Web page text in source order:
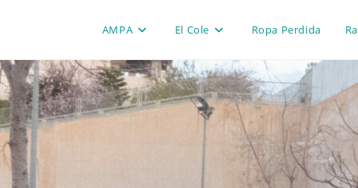
AMPA El Cole Ropa Perdida